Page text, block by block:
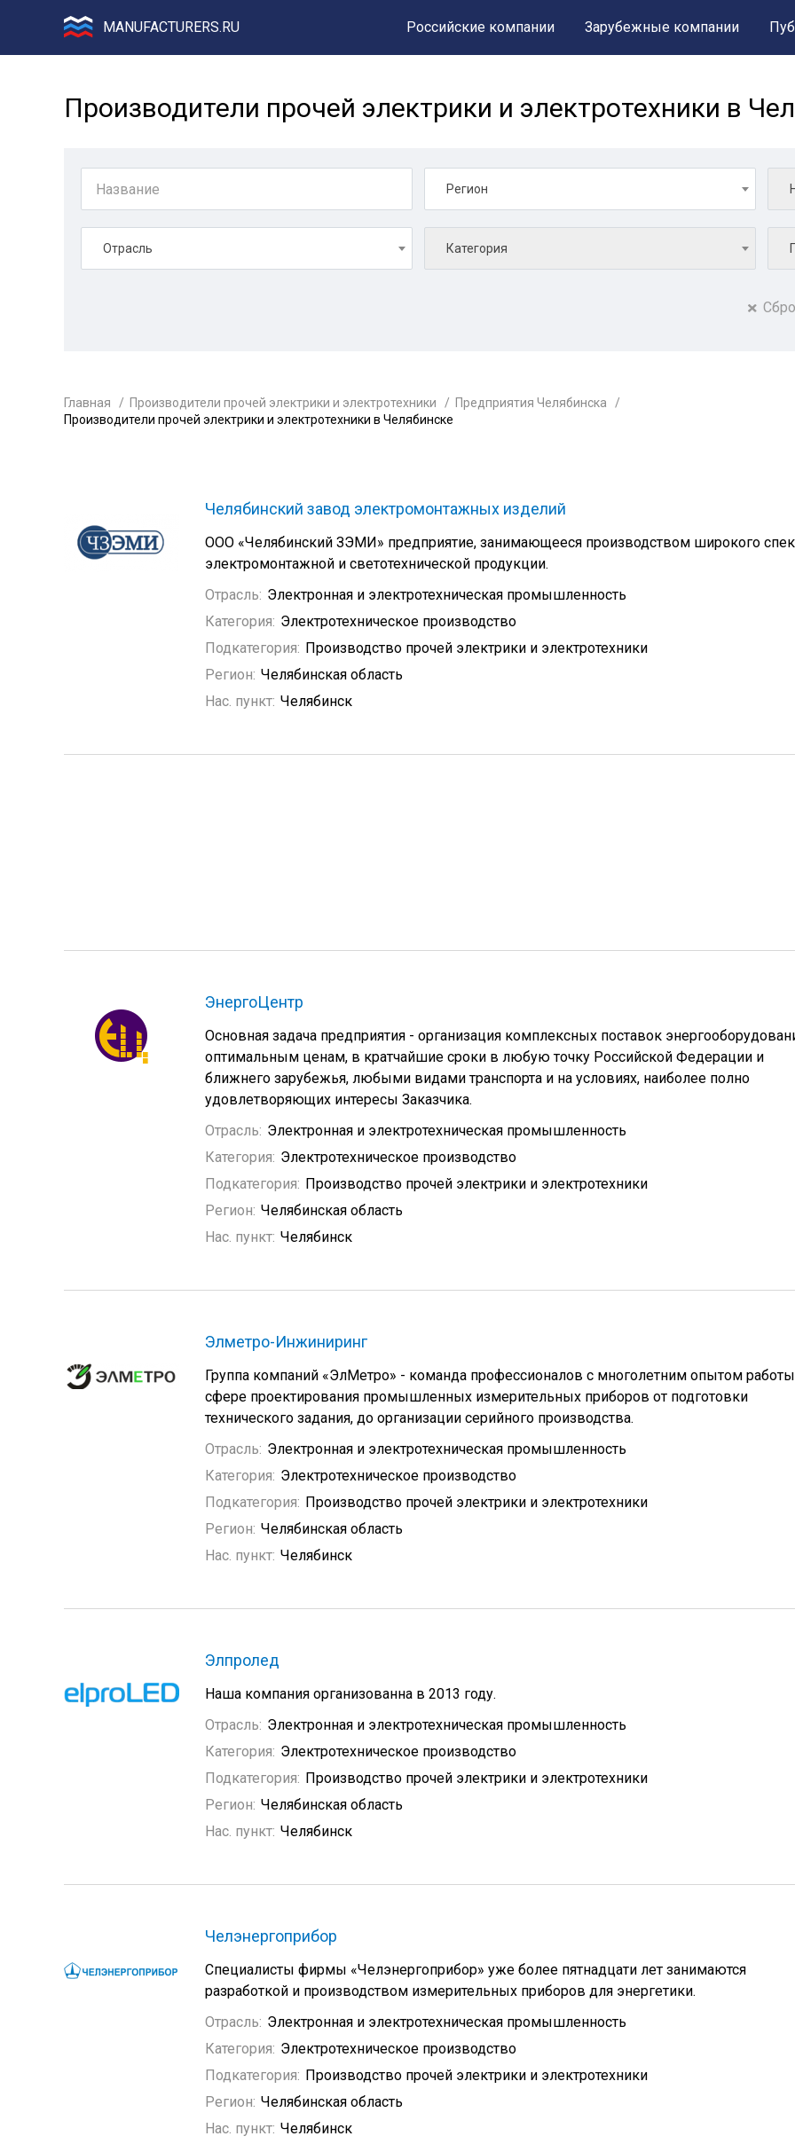
MANUFACTURERS.RU Российские компании Зарубежные компании
Производители прочей электрики и электротехники в
Регион
Отрасль Категория
Главная Производители прочей электрики и электротехники
Предприятия Челябинска
Производители прочей электрики и электротехники в Челябинске
Челябинский завод электромонтажных изделий
ООО «Челябинский ЗЭМИ» предприятие, занимающееся производством широкого
электромонтажной и светотехнической продукции.
Отрасль: Электронная и электротехническая промышленность
Категория: Электротехническое производство
Подкатегория: Производство прочей электрики и электротехники
Регион: Челябинская область
Нас. пункт: Челябинск
ЭнергоЦентр
Основная задача предприятия - организация комплексных поставок
оптимальным ценам, в кратчайшие сроки в любую точку Российской Федерации и
ближнего зарубежья, любыми видами транспорта и на условиях, наиболее полно
удовлетворяющих интересы Заказчика.
Отрасль: Электронная и электротехническая промышленность
Категория: Электротехническое производство
Подкатегория: Производство прочей электрики и электротехники
Регион: Челябинская область
Нас. пункт: Челябинск
Элметро-Инжиниринг
Группа компаний «ЭлМетро» - команда профессионалов с многолетним опытом
сфере проектирования промышленных измерительных приборов от подготовки
технического задания, до организации серийного производства.
Отрасль: Электронная и электротехническая промышленность
Категория: Электротехническое производство
Подкатегория: Производство прочей электрики и электротехники
Регион: Челябинская область
Нас. пункт: Челябинск
Элпролед
Наша компания организованна в 2013 году.
Отрасль: Электронная и электротехническая промышленность
Категория: Электротехническое производство
Подкатегория: Производство прочей электрики и электротехники
Регион: Челябинская область
Нас. пункт: Челябинск
Челэнергоприбор
Специалисты фирмы «Челэнергоприбор» уже более пятнадцати лет занимаются
разработкой и производством измерительных приборов для энергетики.
Отрасль: Электронная и электротехническая промышленность
Категория: Электротехническое производство
Подкатегория: Производство прочей электрики и электротехники
Регион: Челябинская область
Нас. пункт: Челябинск